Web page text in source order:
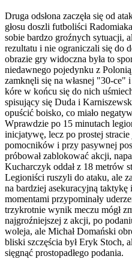
Druga odsłona zaczęła się od
głosu doszli futboliści
sobie bardzo groźnych sytuacji,
rezultatu i nie ograniczali się do
obrazie gry widoczna była to
niedawnego pojedynku z
zamknęli się na własnej "30-ce"
kóre w końcu się do nich
spisujący się Duda i
opuścić boisko, co miało
Wprawdzie po 15 minutach
inicjatywę, lecz po prostej
pomocników i przy pasywnej
próbował zablokować akcji,
Kucharczyk oddał z 18 metrów
Legioniści ruszyli do ataku, ale
na bardziej asekuracyjną
momentami przypominały
trzykrotnie wynik meczu mógł
najgroźniejszej z akcji, po
woleja, ale Michał Domański
bliski szczęścia był Eryk Stoch,
sięgnąć prostopadłego podania.